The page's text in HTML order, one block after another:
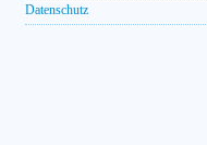
Datenschutz